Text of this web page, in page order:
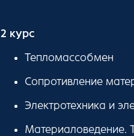
2 курс
Тепломассобмен
Сопротивление
Электротехника и
Материаловедение.